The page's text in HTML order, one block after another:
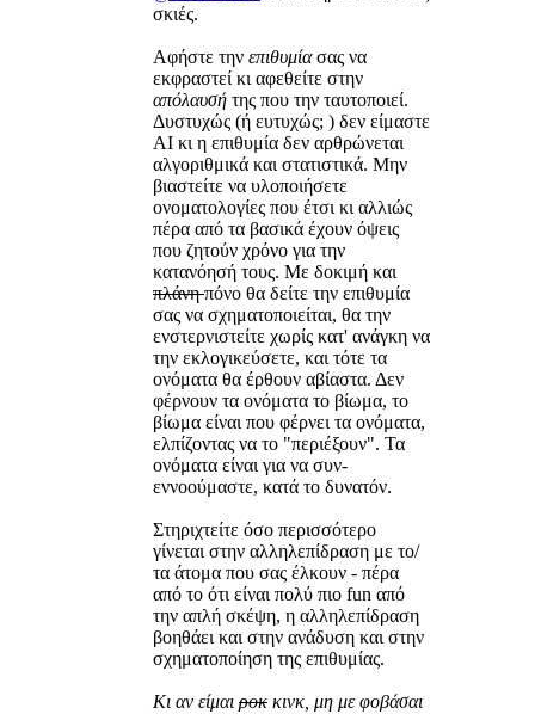
σκιές.
Αφήστε την επιθυμίασας να
εκφραστεί κι αφεθείτε στην
απόλαυσή της που την ταυτοποιεί.
Δυστυχώς (ή ευτυχώς; ) δεν είμαστε
ΑΙ κι η επιθυμία δεν αρθρώνεται
αλγοριθμικά και στατιστικά. Μην
βιαστείτε να υλοποιήσετε
ονοματολογίες που έτσι κι αλλιώς
πέρα από τα βασικά έχουν όψεις
που ζητούν χρόνο για την
κατανόησή τους. Με δοκιμή και
πλάνηπόνο θα δείτε την επιθυμία
σας να σχηματοποιείται, θα την
ενστερνιστείτε χωρίς κατ' ανάγκη να
την εκλογικεύσετε, και τότε τα
ονόματα θα έρθουν αβίαστα. Δεν
φέρνουν τα ονόματα το βίωμα, το
βίωμα είναι που φέρνει τα ονόματα,
ελπίζοντας να το "περιέξουν". Τα
ονόματα είναι για να συν-
εννοούμαστε, κατά το δυνατόν.
Στηριχτείτε όσο περισσότερο
γίνεται στην αλληλεπίδραση με το/
τα άτομα που σας έλκουν - πέρα
από το ότι είναι πολύ πιο fun από
την απλή σκέψη, η αλληλεπίδραση
βοηθάει και στην ανάδυση και στην
σχηματοποίηση της επιθυμίας.
Κι αν είμαι ροκ κινκ, μη με φοβάσαι